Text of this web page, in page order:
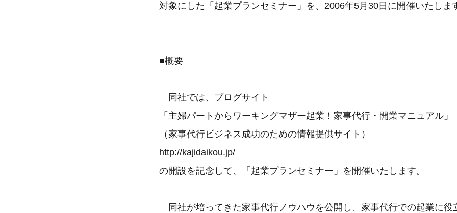
対象にした「起業プランセミナー」を、2006年5月30日に開催いたしま
■概要
同社では、ブログサイト
「主婦パートからワーキングマザー起業！家事代行・開業マニュアル」
（家事代行ビジネス成功のための情報提供サイト）
http://kajidaikou.jp/
の開設を記念して、「起業プランセミナー」を開催いたします。
同社が培ってきた家事代行ノウハウを公開し、家事代行での起業に役